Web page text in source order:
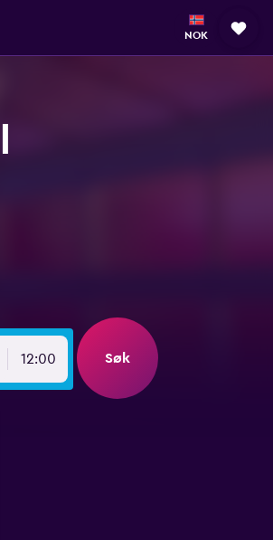
NOK
12:00 Søk